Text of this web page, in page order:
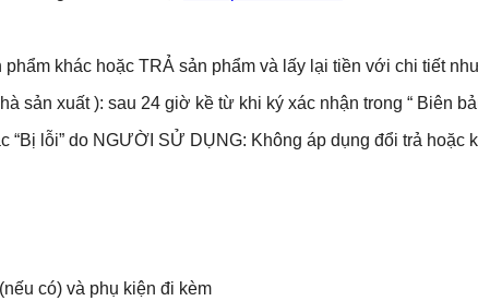
khác hoặc TRẢ sản phẩm và lấy lại tiền với chi tiết
sản xuất ): sau 24 giờ kề từ khi ký xác nhận trong “ Biên
“Bị lỗi” do NGƯỜI SỬ DỤNG: Không áp dụng đổi trả
có) và phụ kiện đi kèm